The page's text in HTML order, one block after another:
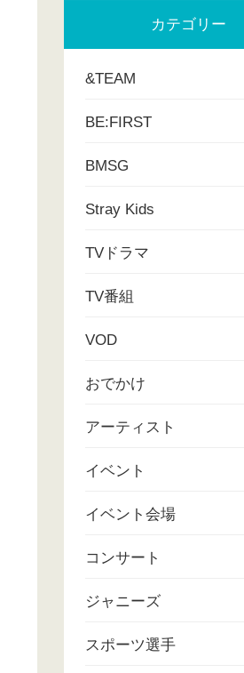
カテゴリー
&TEAM
BE:FIRST
BMSG
Stray Kids
TVドラマ
TV番組
VOD
おでかけ
アーティスト
イベント
イベント会場
コンサート
ジャニーズ
スポーツ選手